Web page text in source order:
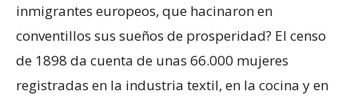
inmigrantes europeos, que hacinaron en
conventillos sus sueños de prosperidad? El censo
de 1898 da cuenta de unas 66.000 mujeres
registradas en la industria textil, en la cocina y en